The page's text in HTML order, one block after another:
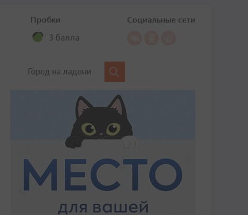
Пробки
3 балла
Социальные сети
Город на ладони